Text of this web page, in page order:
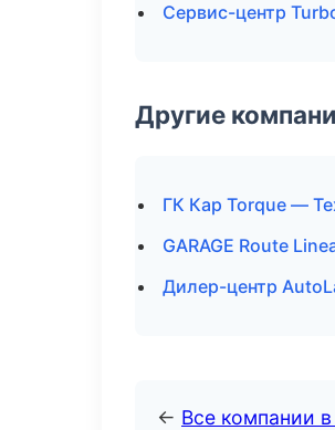
Сервис-центр
Другие
ГК Кар Torque —
GARAGE Route
Дилер-центр
← Все компании